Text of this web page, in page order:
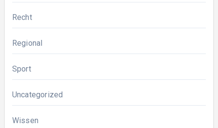
Recht
Regional
Sport
Uncategorized
Wissen